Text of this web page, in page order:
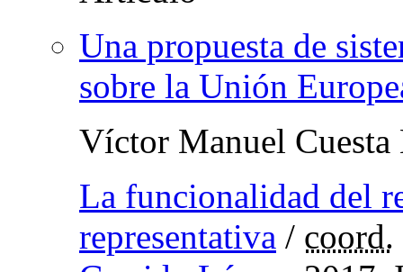
Una propuesta de
sobre la Unión
Víctor Manuel Cuesta
La funcionalidad del
representativa / coord.